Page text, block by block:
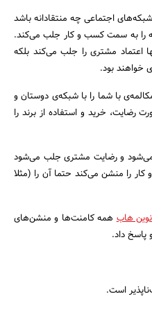
اجتماعی چه منتقادانه باشد
را به سمت کسب و کار جلب می‌کند.
مشتری را جلب می‌کند بلکه
خواهند بود.
با شما را با شبکه‌ی دوستان و
رضایت، خرید و استفاده از برند را
و رضایت مشتری جلب می‌شود
را منشن می‌کند حتما آن را (مثلا
نوین هابهمه کامنت‌ها و منشن‌های
داد.
است.